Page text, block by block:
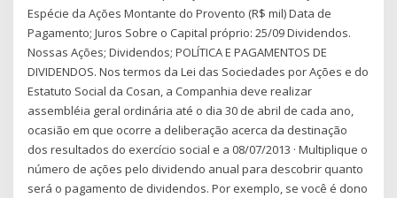
Espécie da Ações Montante do Provento (R$ mil) Data de
Pagamento; Juros Sobre o Capital próprio: 25/09 Dividendos.
Nossas Ações; Dividendos; POLÍTICA E PAGAMENTOS DE
DIVIDENDOS. Nos termos da Lei das Sociedades por Ações e do
Estatuto Social da Cosan, a Companhia deve realizar
assembléia geral ordinária até o dia 30 de abril de cada ano,
ocasião em que ocorre a deliberação acerca da destinação
dos resultados do exercício social e a 08/07/2013 · Multiplique o
número de ações pelo dividendo anual para descobrir quanto
será o pagamento de dividendos. Por exemplo, se você é dono